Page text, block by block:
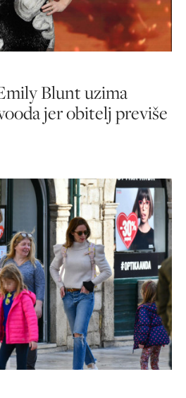
Blunt uzima
jer obitelj previše